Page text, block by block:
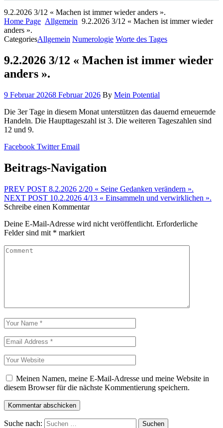
9.2.2026 3/12 « Machen ist immer wieder anders ».
Home Page Allgemein 9.2.2026 3/12 « Machen ist immer wieder
anders ».
CategoriesAllgemein Numerologie Worte des Tages
9.2.2026 3/12 « Machen ist immer wieder
anders ».
9 Februar 20268 Februar 2026 By Mein Potential
Die 3er Tage in diesem Monat unterstützen das dauernd erneuernde
Handeln. Die Haupttageszahl ist 3. Die weiteren Tageszahlen sind
12 und 9.
Facebook Twitter Email
Beitrags-Navigation
PREV POST 8.2.2026 2/20 « Seine Gedanken verändern ».
NEXT POST 10.2.2026 4/13 « Einsammeln und verwirklichen ».
Schreibe einen Kommentar
Deine E-Mail-Adresse wird nicht veröffentlicht. Erforderliche
Felder sind mit * markiert
Meinen Namen, meine E-Mail-Adresse und meine Website in
diesem Browser für die nächste Kommentierung speichern.
Suche nach: